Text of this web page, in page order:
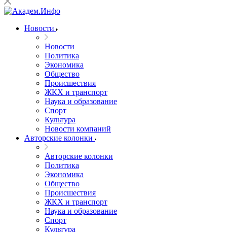
Новости
Новости
Политика
Экономика
Общество
Происшествия
ЖКХ и транспорт
Наука и образование
Спорт
Культура
Новости компаний
Авторские колонки
Авторские колонки
Политика
Экономика
Общество
Происшествия
ЖКХ и транспорт
Наука и образование
Спорт
Культура